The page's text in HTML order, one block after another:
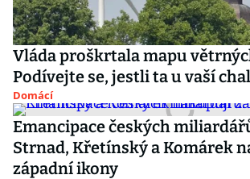
Vláda proškrtala mapu
Podívejte se, jestli ta u vaší
Domácí
Emancipace českých
Strnad, Křetínský a Komárek
západní ikony